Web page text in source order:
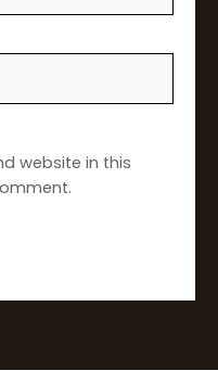
website in this